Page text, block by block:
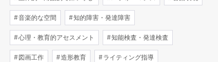
音楽的な空間 知的障害・発達障害
心理・教育的アセスメント 知能検査・発達検査
図画工作 造形教育 ライティング指導